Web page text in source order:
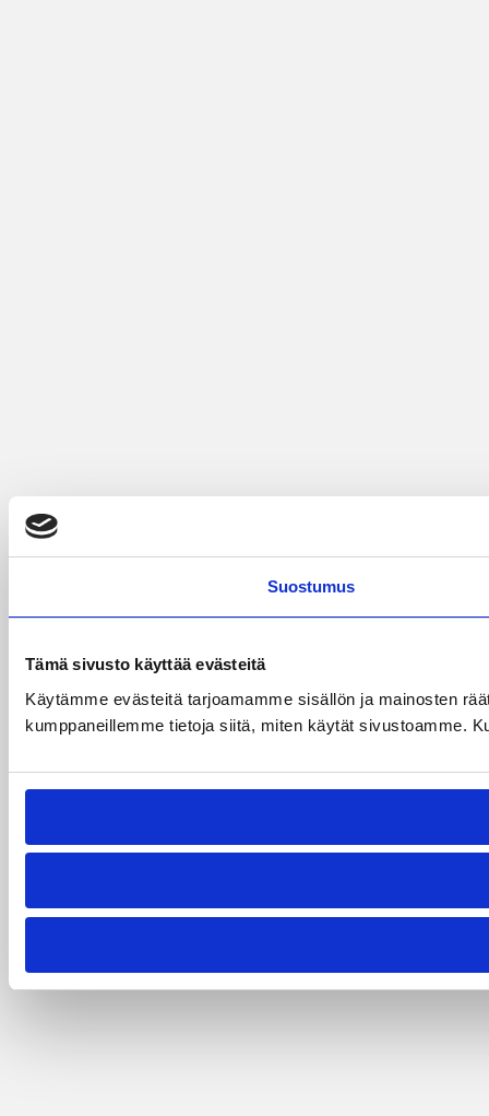
Suostumus
Tämä sivusto käyttää evästeitä
Käytämme evästeitä tarjoamamme sisällön ja mainosten
kumppaneillemme tietoja siitä, miten käytät sivustoamme.